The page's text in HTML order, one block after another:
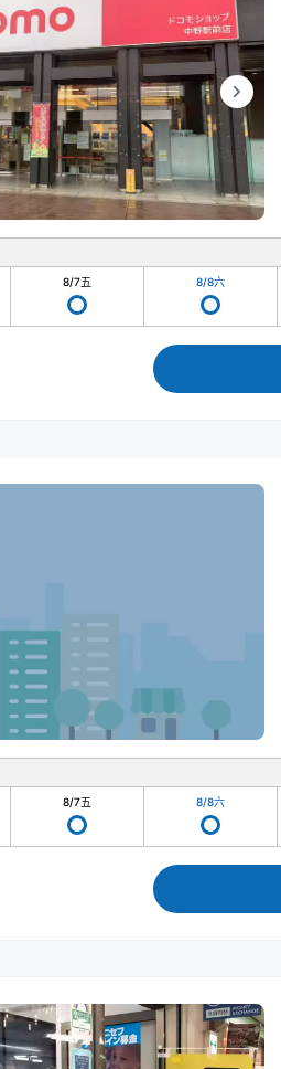
8/7五 8/8六
8/7五 8/8六